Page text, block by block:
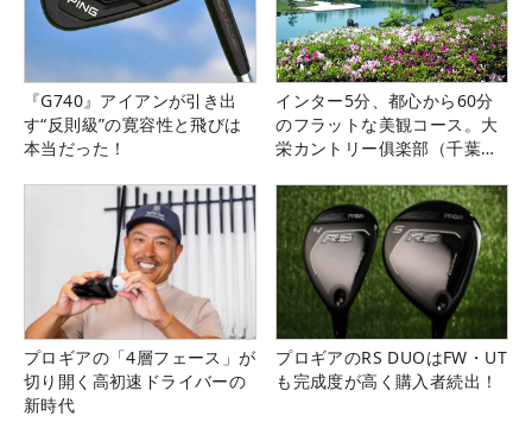
『G740』アイアンが引き出
す“反則級”の寛容性と飛びは
本当だった！
インター5分、都心から60分
のフラットな美観コース。大
栄カントリー俱楽部（千葉
プロギアの「4層フェース」が
切り開く高初速ドライバーの
新時代
プロギアのRS DUOはFW・UT
も完成度が高く購入者続出！